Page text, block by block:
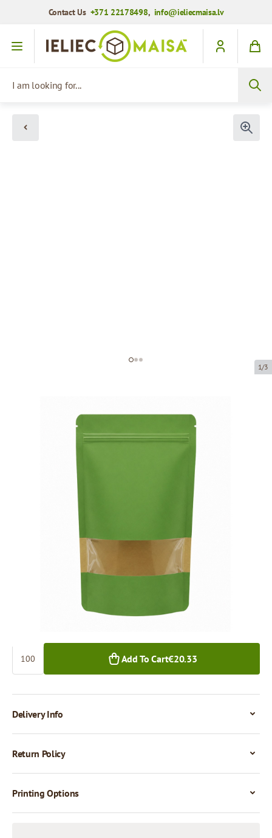
Contact Us +371 22178498, info@ieliecmaisa.lv
Skip to Content
1/3
76266
130 x 70 x 225 mm
Pap50g/CPP/Pe60
Product can be collected from a pickup point.
Price per 100 pieces
€18.63
1,000+ pcs.
Quantity
Add To Cart€20.33
Delivery Info
Return Policy
Printing Options